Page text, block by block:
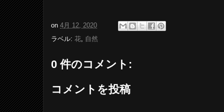
on 4月 12, 2020
ラベル: 花, 自然
0 件のコメント:
コメントを投稿